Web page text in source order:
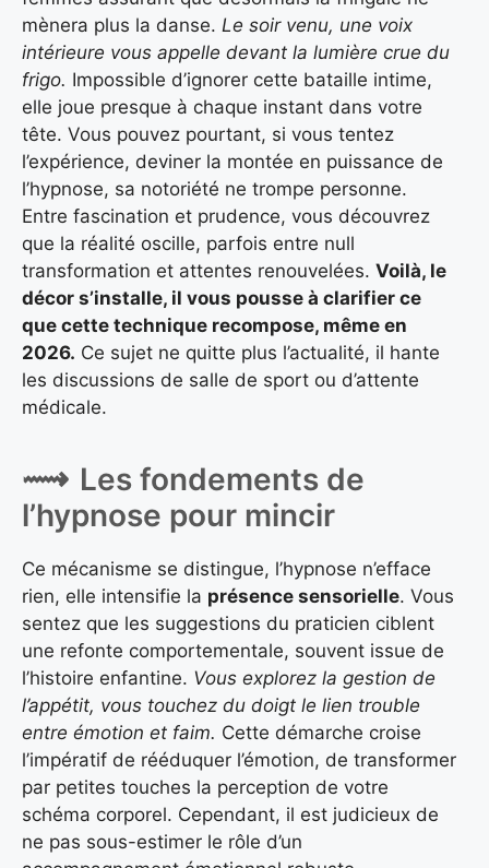
mènera plus la danse. Le soir venu, une voix
intérieure vous appelle devant la lumière crue du
frigo. Impossible d’ignorer cette bataille intime,
elle joue presque à chaque instant dans votre
tête. Vous pouvez pourtant, si vous tentez
l’expérience, deviner la montée en puissance de
l’hypnose, sa notoriété ne trompe personne.
Entre fascination et prudence, vous découvrez
que la réalité oscille, parfois entre null
transformation et attentes renouvelées. Voilà, le
décor s’installe, il vous pousse à clarifier ce
que cette technique recompose, même en
2026. Ce sujet ne quitte plus l’actualité, il hante
les discussions de salle de sport ou d’attente
médicale.
Les fondements de
l’hypnose pour mincir
Ce mécanisme se distingue, l’hypnose n’efface
rien, elle intensifie la présence sensorielle. Vous
sentez que les suggestions du praticien ciblent
une refonte comportementale, souvent issue de
l’histoire enfantine. Vous explorez la gestion de
l’appétit, vous touchez du doigt le lien trouble
entre émotion et faim. Cette démarche croise
l’impératif de rééduquer l’émotion, de transformer
par petites touches la perception de votre
schéma corporel. Cependant, il est judicieux de
ne pas sous-estimer le rôle d’un